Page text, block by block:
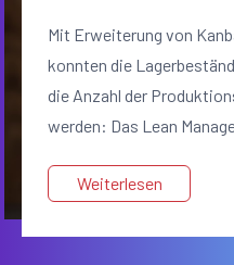
Mit Erweiterung von
konnten die
die Anzahl der
werden: Das Lean
Weiterlesen